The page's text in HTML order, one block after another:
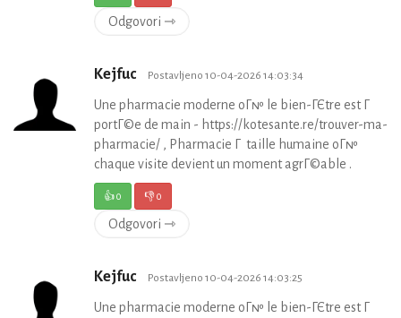
Odgovori ⇾
Kejfuc Postavljeno 10-04-2026 14:03:34
Une pharmacie moderne oГ№ le bien-ГЄtre est Г
portГ©e de main - https://kotesante.re/trouver-ma-
pharmacie/ , Pharmacie Г taille humaine oГ№
chaque visite devient un moment agrГ©able .
👍0 👎0
Odgovori ⇾
Kejfuc Postavljeno 10-04-2026 14:03:25
Une pharmacie moderne oГ№ le bien-ГЄtre est Г